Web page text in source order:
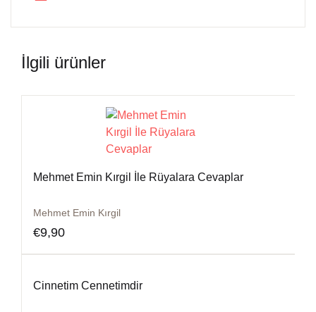
İlgili ürünler
Mehmet Emin Kırgil İle Rüyalara Cevaplar
Mehmet Emin Kırgil
€9,90
Cinnetim Cennetimdir